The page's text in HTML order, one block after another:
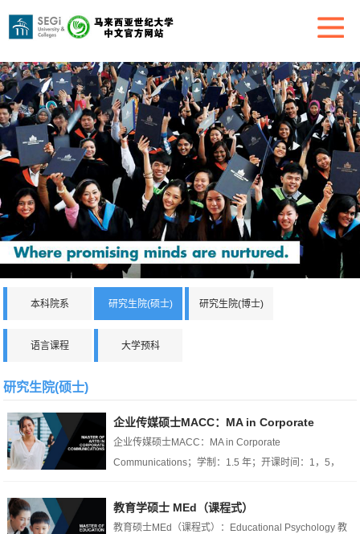
本科院系 研究生院(硕士) 研究生院(博士)
语言课程 大学预科
研究生院(硕士)
企业传媒硕士MACC：MA in Corporate
Communications
企业传媒硕士MACC：MA in Corporate
Communications；学制：1.5 年；开课时间：1，5，
求：本科可跨专业申请....
教育学硕士 MEd（课程式）
教育硕士MEd（课程式）：Educational Psychology 教